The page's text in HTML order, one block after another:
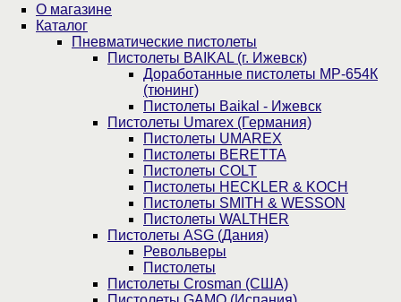
О магазине
Каталог
Пнев­ма­ти­чес­кие пистолеты
Пистолеты BAIKAL (г. Ижевск)
Доработанные пистолеты МР-654К
(тюнинг)
Пистолеты Baikal - Ижевск
Пистолеты Umarex (Германия)
Пистолеты UMAREX
Пистолеты BERETTA
Пистолеты COLT
Пистолеты HECKLER & KOCH
Пистолеты SMITH & WESSON
Пистолеты WALTHER
Пистолеты ASG (Дания)
Револьверы
Пистолеты
Пистолеты Crosman (США)